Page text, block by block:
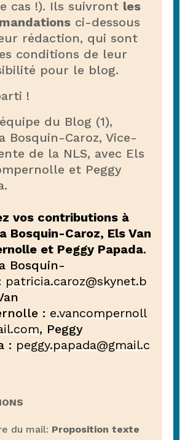
cas !). Ils suivront les
ci-dessous
rédaction, qui sont
conditions de leur
pour le blog.
!
du Blog (1),
Bosquin-Caroz, Vice-
de la NLS, avec Els
et Peggy
vos contributions à
Bosquin-Caroz, Els Van
et Peggy Papada.
Bosquin-
patricia.caroz@skynet.b
: e.vancompernoll
, Peggy
: peggy.papada@gmail.c
du mail: Proposition texte